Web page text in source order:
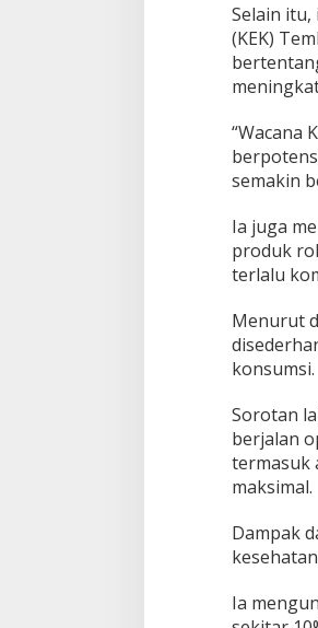
Selain itu,
(KEK)
“Wacana
semakin
Ia juga
produk
terlalu
Menurut
konsumsi.
Sorotan
berjalan
termasuk
maksimal.
Dampak
Ia